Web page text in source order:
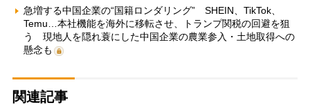
急増する中国企業の“国籍ロンダリング” SHEIN、TikTok、
Temu…本社機能を海外に移転させ、トランプ関税の回避を狙
う 現地人を隠れ蓑にした中国企業の農業参入・土地取得への
懸念も
関連記事